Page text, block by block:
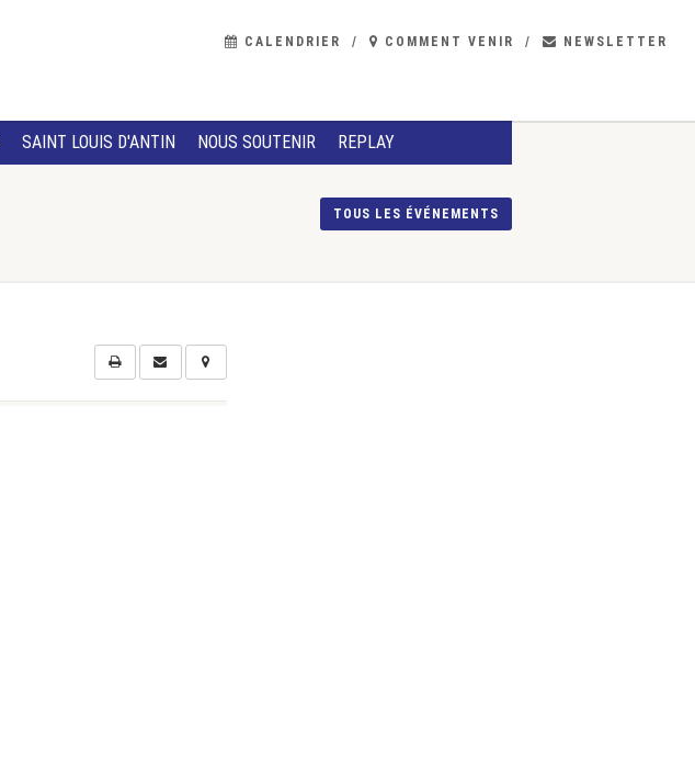
CALENDRIER COMMENT VENIR NEWSLETTER
SAINT LOUIS D'ANTIN NOUS SOUTENIR REPLAY
TOUS LES ÉVÉNEMENTS